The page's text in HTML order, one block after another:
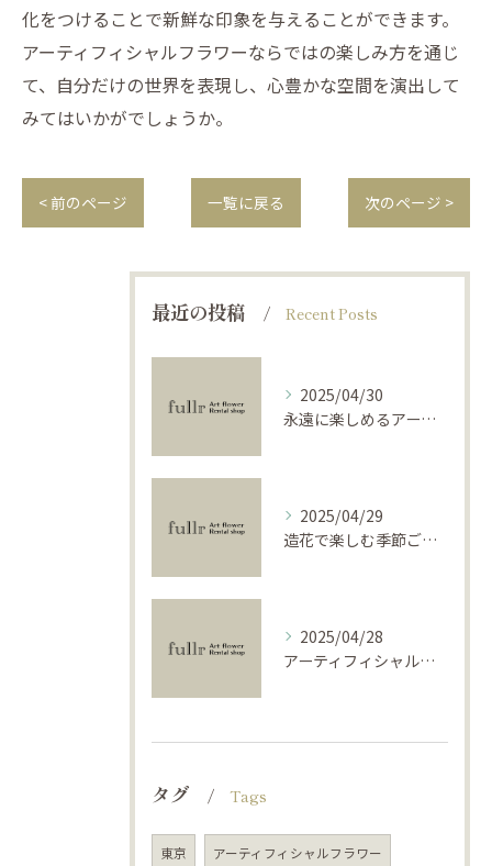
化をつけることで新鮮な印象を与えることができます。
アーティフィシャルフラワーならではの楽しみ方を通じ
て、自分だけの世界を表現し、心豊かな空間を演出して
みてはいかがでしょうか。
< 前のページ 一覧に戻る 次のページ >
最近の投稿 Recent Posts
2025/04/30
永遠に楽しめるアーティフィシャルフラワーの使い方
2025/04/29
造花で楽しむ季節ごとのインテリア
2025/04/28
アーティフィシャルフラワーで学ぶ基礎と活用法
タグ Tags
東京 アーティフィシャルフラワー